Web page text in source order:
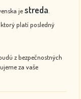
jestreda
ktorý platí posledný
z bezpečnostných
za vaše